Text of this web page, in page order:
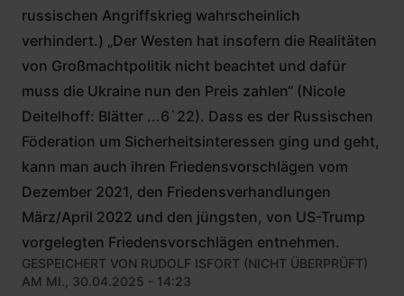
russischen Angriffskrieg wahrscheinlich
verhindert.) „Der Westen hat insofern die Realitäten
von Großmachtpolitik nicht beachtet und dafür
muss die Ukraine nun den Preis zahlen“ (Nicole
Deitelhoff: Blätter ...6`22). Dass es der Russischen
Föderation um Sicherheitsinteressen ging und geht,
kann man auch ihren Friedensvorschlägen vom
Dezember 2021, den Friedensverhandlungen
März/April 2022 und den jüngsten, von US-Trump
vorgelegten Friedensvorschlägen entnehmen.
GESPEICHERT VON RUDOLF ISFORT (NICHT ÜBERPRÜFT)
AM MI., 30.04.2025 - 14:23